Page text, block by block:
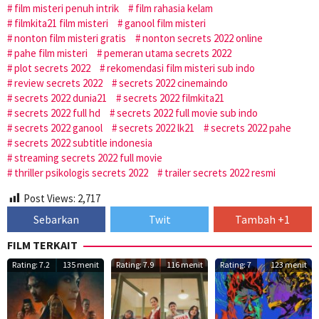
film misteri penuh intrik
film rahasia kelam
filmkita21 film misteri
ganool film misteri
nonton film misteri gratis
nonton secrets 2022 online
pahe film misteri
pemeran utama secrets 2022
plot secrets 2022
rekomendasi film misteri sub indo
review secrets 2022
secrets 2022 cinemaindo
secrets 2022 dunia21
secrets 2022 filmkita21
secrets 2022 full hd
secrets 2022 full movie sub indo
secrets 2022 ganool
secrets 2022 lk21
secrets 2022 pahe
secrets 2022 subtitle indonesia
streaming secrets 2022 full movie
thriller psikologis secrets 2022
trailer secrets 2022 resmi
Post Views: 2,717
Sebarkan Twit
Tambah +1
FILM TERKAIT
Rating: 7.2 135 menit Rating: 7.9 116 menit Rating: 7 123 menit